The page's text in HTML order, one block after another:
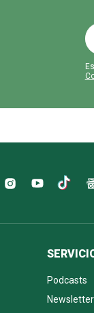
Podcasts
Newsletter